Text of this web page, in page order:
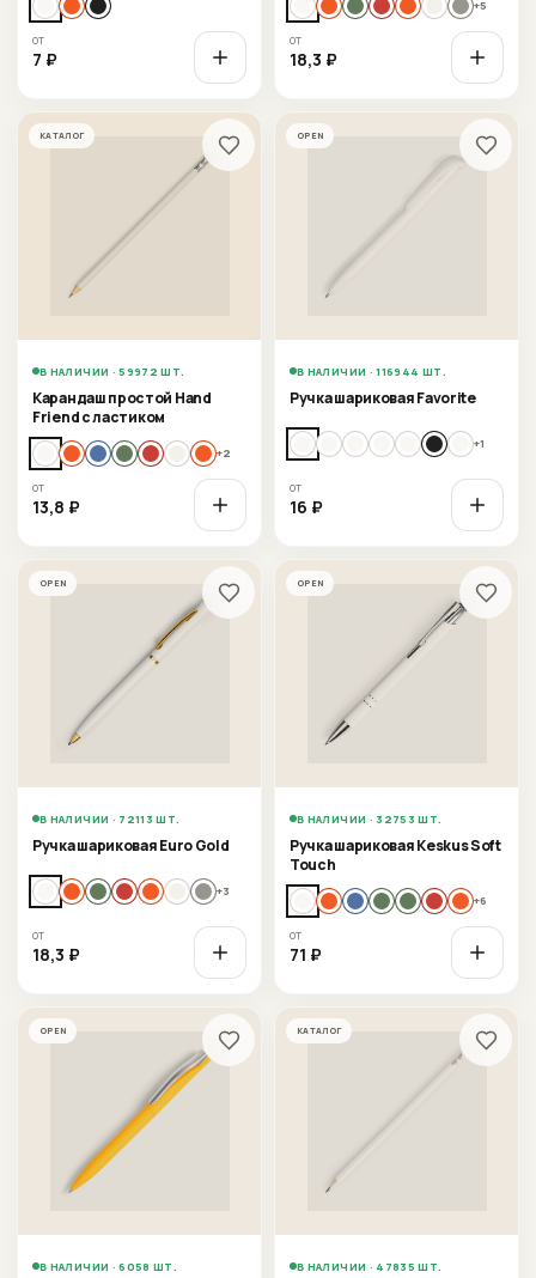
от
7 ₽
+5
от
18,3 ₽
КАТАЛОГ
В НАЛИЧИИ · 59972 ШТ.
Карандаш простой Hand
Friend с ластиком
+2
от
13,8 ₽
OPEN
В НАЛИЧИИ · 116944 ШТ.
Ручка шариковая Favorite
+1
от
16 ₽
OPEN
В НАЛИЧИИ · 72113 ШТ.
Ручка шариковая Euro Gold
+3
от
18,3 ₽
OPEN
В НАЛИЧИИ · 32753 ШТ.
Ручка шариковая Keskus Soft
Touch
+6
от
71 ₽
OPEN
В НАЛИЧИИ · 6058 ШТ.
КАТАЛОГ
В НАЛИЧИИ · 47835 ШТ.